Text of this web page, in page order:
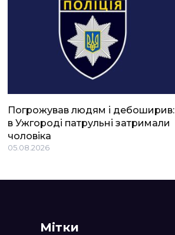
Погрожував людям і дебоширив:
в Ужгороді патрульні затримали
чоловіка
05.08.2026
Мітки